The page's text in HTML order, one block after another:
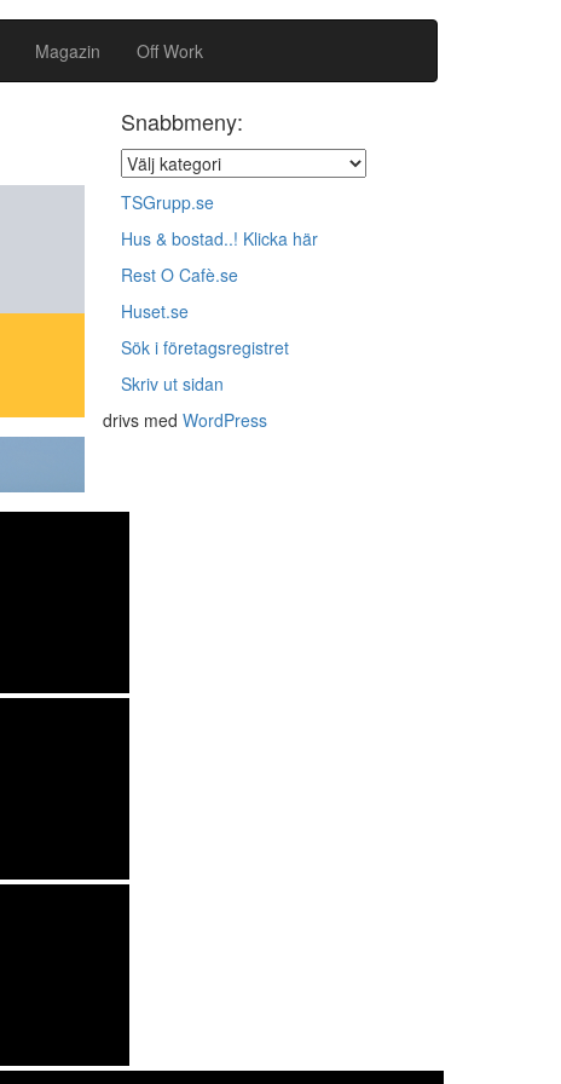
Magazin Off Work
Snabbmeny:
TSGrupp.se
Hus & bostad..! Klicka här
Rest O Cafè.se
Huset.se
Sök i företagsregistret
Skriv ut sidan
drivs med WordPress